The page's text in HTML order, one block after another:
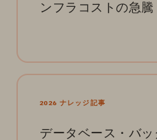
ンフラコストの急騰
2026 ナレッジ記事
データベース・バッ